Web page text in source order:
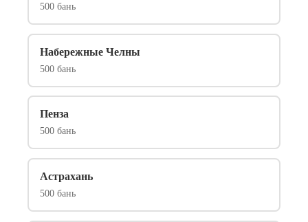
500 бань
Набережные Челны
500 бань
Пенза
500 бань
Астрахань
500 бань